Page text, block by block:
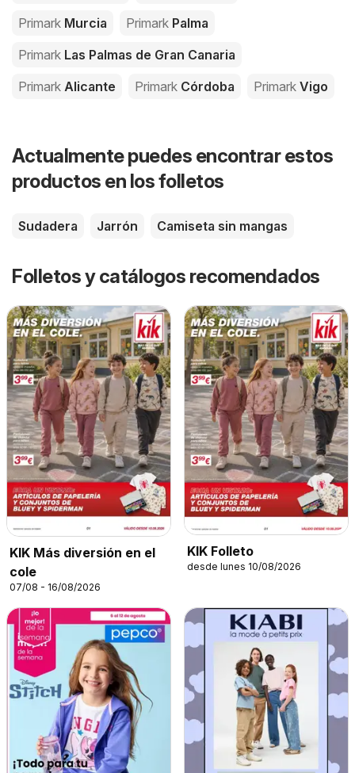
Primark Murcia Primark Palma
Primark Las Palmas de Gran Canaria
Primark Alicante Primark Córdoba Primark Vigo
Actualmente puedes encontrar estos
productos en los folletos
Sudadera Jarrón Camiseta sin mangas
Folletos y catálogos recomendados
KIK Más diversión en el
cole
07/08 - 16/08/2026
KIK Folleto
desde lunes 10/08/2026